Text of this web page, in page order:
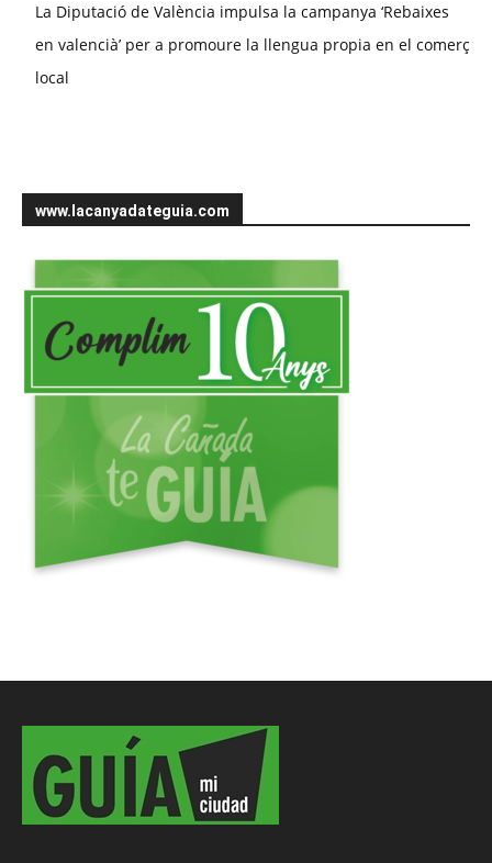
La Diputació de València impulsa la campanya ‘Rebaixes
en valencià’ per a promoure la llengua propia en el comerç
local
www.lacanyadateguia.com